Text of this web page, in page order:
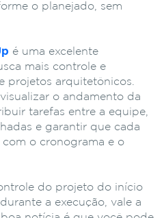
o planejado, sem
é uma excelente
mais controle e
projetos arquitetônicos.
o andamento da
tarefas entre a equipe,
e garantir que cada
o cronograma e o
do projeto do início
a execução, vale a